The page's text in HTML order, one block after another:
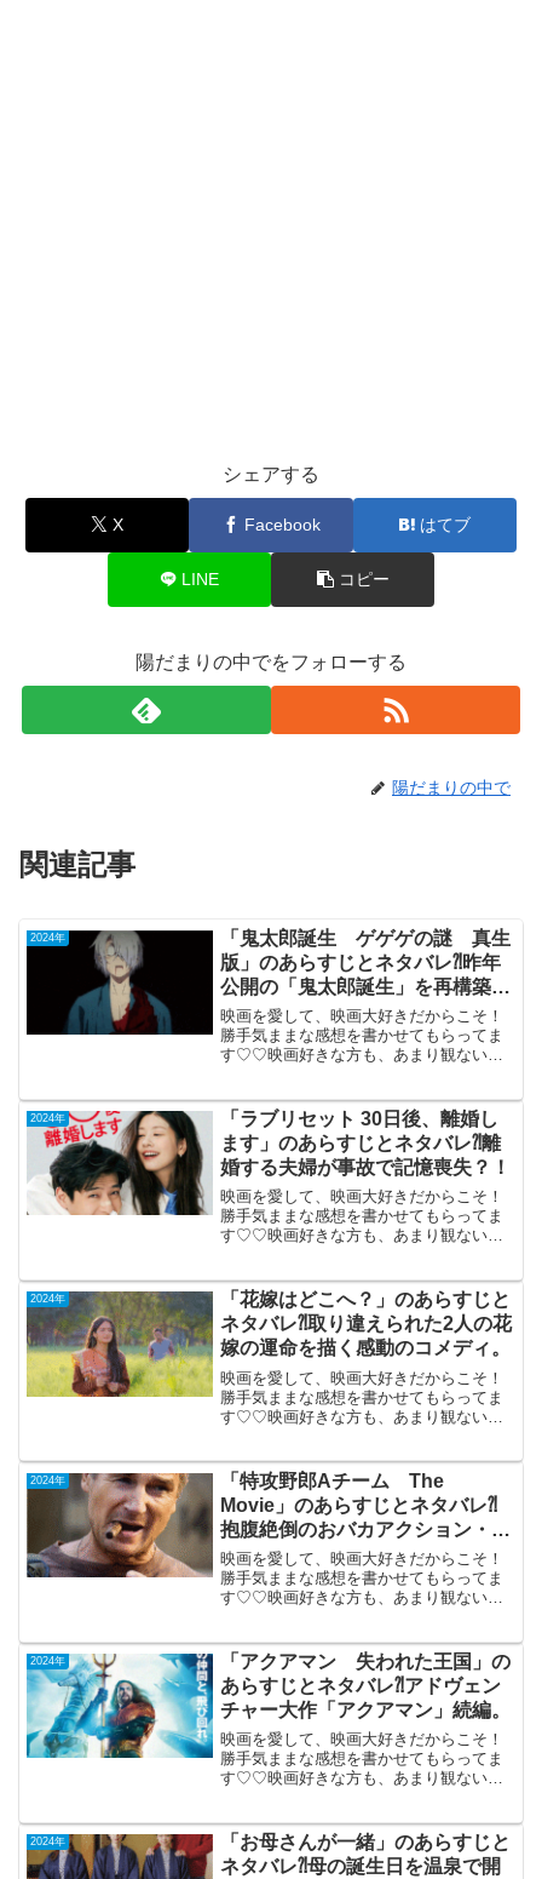
シェアする
X Facebook はてブ
LINE コピー
陽だまりの中でをフォローする
陽だまりの中で
関連記事
2024年
「鬼太郎誕生 ゲゲゲの謎 真生
版」のあらすじとネタバレ⁈昨年
公開の「鬼太郎誕生」を再構築し
た大人向けホラー。
映画を愛して、映画大好きだからこそ！
勝手気ままな感想を書かせてもらってま
す♡♡映画好きな方も、あまり観ない方
10月4日公開（105分）昨年公開の「鬼太
郎...
2024年
「ラブリセット 30日後、離婚し
ます」のあらすじとネタバレ⁈離
婚する夫婦が事故で記憶喪失？！
映画を愛して、映画大好きだからこそ！
勝手気ままな感想を書かせてもらってま
す♡♡映画好きな方も、あまり観ない方
月29日公開（119分）離婚する夫婦が事故
で...
2024年
「花嫁はどこへ？」のあらすじと
ネタバレ⁈取り違えられた2人の花
嫁の運命を描く感動のコメディ。
映画を愛して、映画大好きだからこそ！
勝手気ままな感想を書かせてもらってま
す♡♡映画好きな方も、あまり観ない方
開（124分）取り違えられた2人の花嫁の
運命を描...
2024年
「特攻野郎Aチーム The
Movie」のあらすじとネタバレ⁈
抱腹絶倒のおバカアクション・コ
メディ。
映画を愛して、映画大好きだからこそ！
勝手気ままな感想を書かせてもらってま
す♡♡映画好きな方も、あまり観ない方
版）2010年8月20日公開（118分）抱...
2024年
「アクアマン 失われた王国」の
あらすじとネタバレ⁈アドヴェン
チャー大作「アクアマン」続編。
映画を愛して、映画大好きだからこそ！
勝手気ままな感想を書かせてもらってま
す♡♡映画好きな方も、あまり観ない方
分）海洋アクション・アドヴェンチャー
大作「ア...
2024年
「お母さんが一緒」のあらすじと
ネタバレ⁈母の誕生日を温泉で開